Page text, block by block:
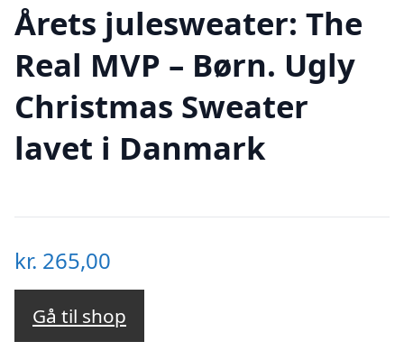
Årets julesweater: The
Real MVP – Børn. Ugly
Christmas Sweater
lavet i Danmark
kr. 265,00
Gå til shop